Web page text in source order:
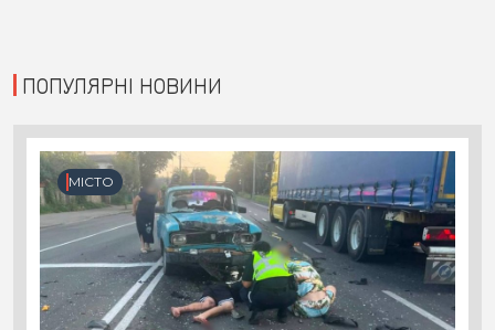
ПОПУЛЯРНІ НОВИНИ
МІСТО